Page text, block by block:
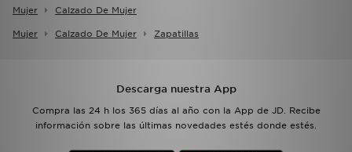
Mujer Calzado De Mujer
Mujer Calzado De Mujer Zapatillas
Descarga nuestra App
Compra las 24 h los 365 días al año con la App de JD. Recibe
información sobre las últimas novedades estés donde estés.